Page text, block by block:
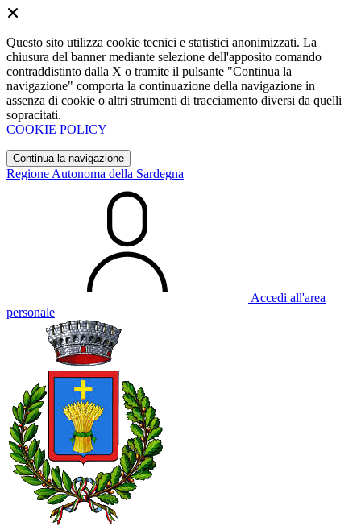
Questo sito utilizza cookie tecnici e statistici anonimizzati. La
chiusura del banner mediante selezione dell'apposito comando
contraddistinto dalla X o tramite il pulsante "Continua la
navigazione" comporta la continuazione della navigazione in
assenza di cookie o altri strumenti di tracciamento diversi da quelli
sopracitati.
COOKIE POLICY
Continua la navigazione
Regione Autonoma della Sardegna
Accedi all'area
personale